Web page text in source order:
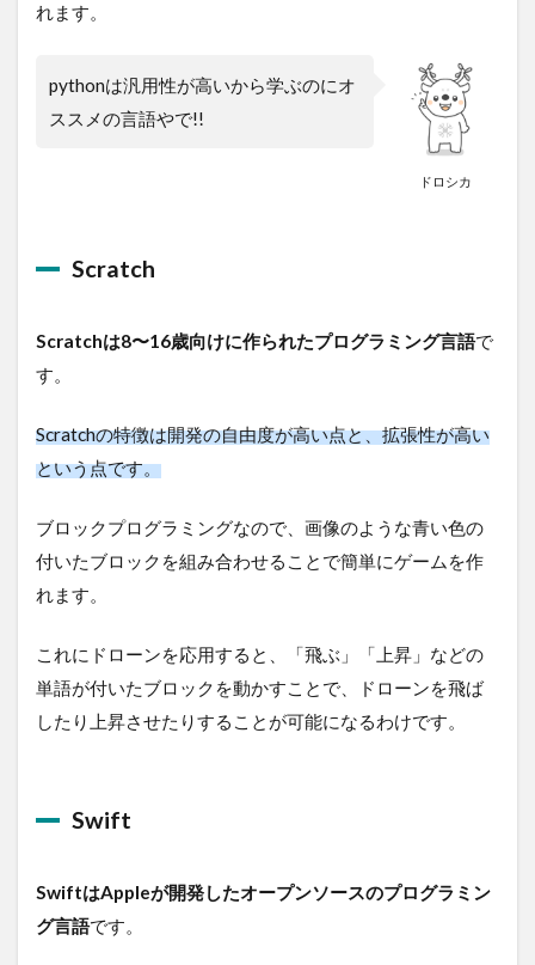
れます。
ドロシカ
pythonは汎用性が高いから学ぶのにオ
ススメの言語やで!!
Scratch
Scratchは8〜16歳向けに作られたプログラミング言語で
す。
Scratchの特徴は開発の自由度が高い点と、拡張性が高い
という点です。
ブロックプログラミングなので、画像のような青い色の
付いたブロックを組み合わせることで簡単にゲームを作
れます。
これにドローンを応用すると、「飛ぶ」「上昇」などの
単語が付いたブロックを動かすことで、ドローンを飛ば
したり上昇させたりすることが可能になるわけです。
Swift
SwiftはAppleが開発したオープンソースのプログラミン
グ言語です。